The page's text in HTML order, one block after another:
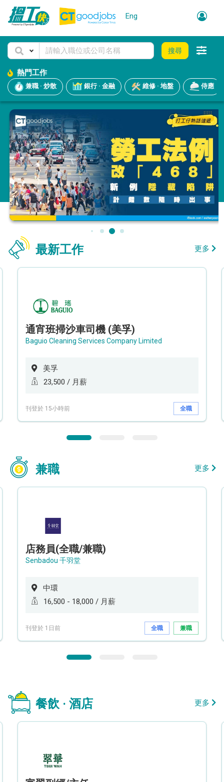
Eng
搜尋
熱門工作
兼職 · 炒散 銀行 · 金融 維修 · 地盤 侍應
最新工作 更多
通宵班掃沙車司機 (美孚)
Baguio Cleaning Services Company Limited
美孚
23,500 / 月薪
刊登於 15小時前 全職
兼職 更多
店務員(全職/兼職)
Senbadou 千羽堂
中環
16,500 - 18,000 / 月薪
刊登於 1日前 全職 兼職
餐飲 · 酒店 更多